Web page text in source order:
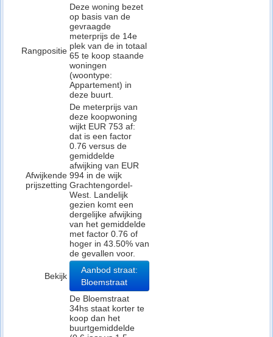
Rangpositie
Deze woning bezet
op basis van de
gevraagde
meterprijs de 14e
plek van de in totaal
65 te koop staande
woningen
(woontype:
Appartement) in
deze buurt.
Afwijkende
prijszetting
De meterprijs van
deze koopwoning
wijkt EUR 753 af:
dat is een factor
0.76 versus de
gemiddelde
afwijking van EUR
994 in de wijk
Grachtengordel-
West. Landelijk
gezien komt een
dergelijke afwijking
van het gemiddelde
met factor 0.76 of
hoger in 43.50% van
de gevallen voor.
Bekijk
Aanbod straat:
Bloemstraat
De Bloemstraat
34hs staat korter te
koop dan het
buurtgemiddelde